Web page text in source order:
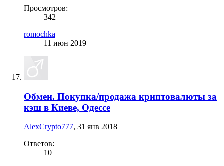
Просмотров:
342
romochka
11 июн 2019
Обмен. Покупка/продажа криптовалюты за
кэш в Киеве, Одессе
AlexCrypto777, 31 янв 2018
Ответов:
10